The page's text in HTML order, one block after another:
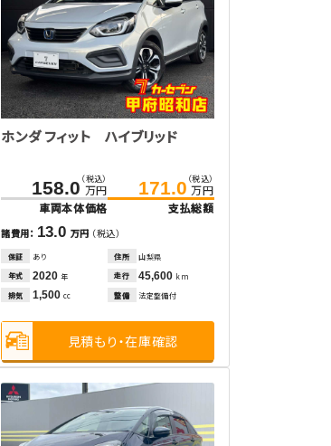
ホンダ フィット ハイブリッド
158.0 （税込）
万円
車両本体価格
171.0 （税込）
万円
支払総額
諸費用： 13.0 万円 （税込）
保証 あり 住所
山梨県
年式
2020 年 走行 45,600 km
排気
1,500 cc 整備 法定整備付
見積もり・在庫確認